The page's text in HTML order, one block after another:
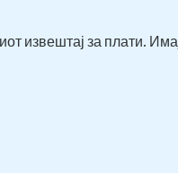
извештај за плати.